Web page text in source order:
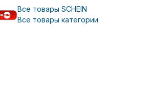
Все товары SCHEIN
Все товары категории